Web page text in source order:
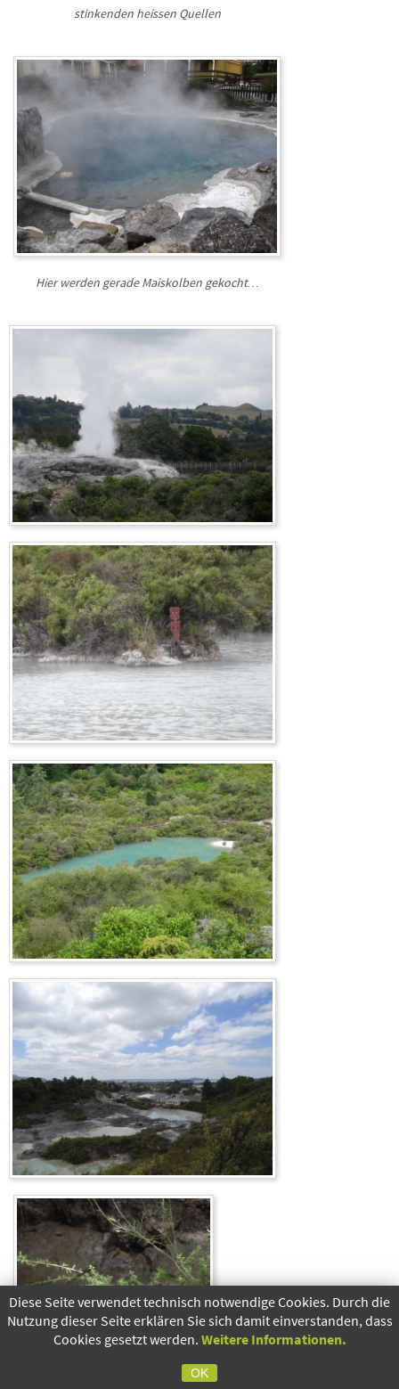
stinkenden heissen Quellen
Hier werden gerade Maiskolben gekocht…
Diese Seite verwendet technisch notwendige Cookies. Durch die
Nutzung dieser Seite erklären Sie sich damit einverstanden, dass
Cookies gesetzt werden. Weitere Informationen.
OK